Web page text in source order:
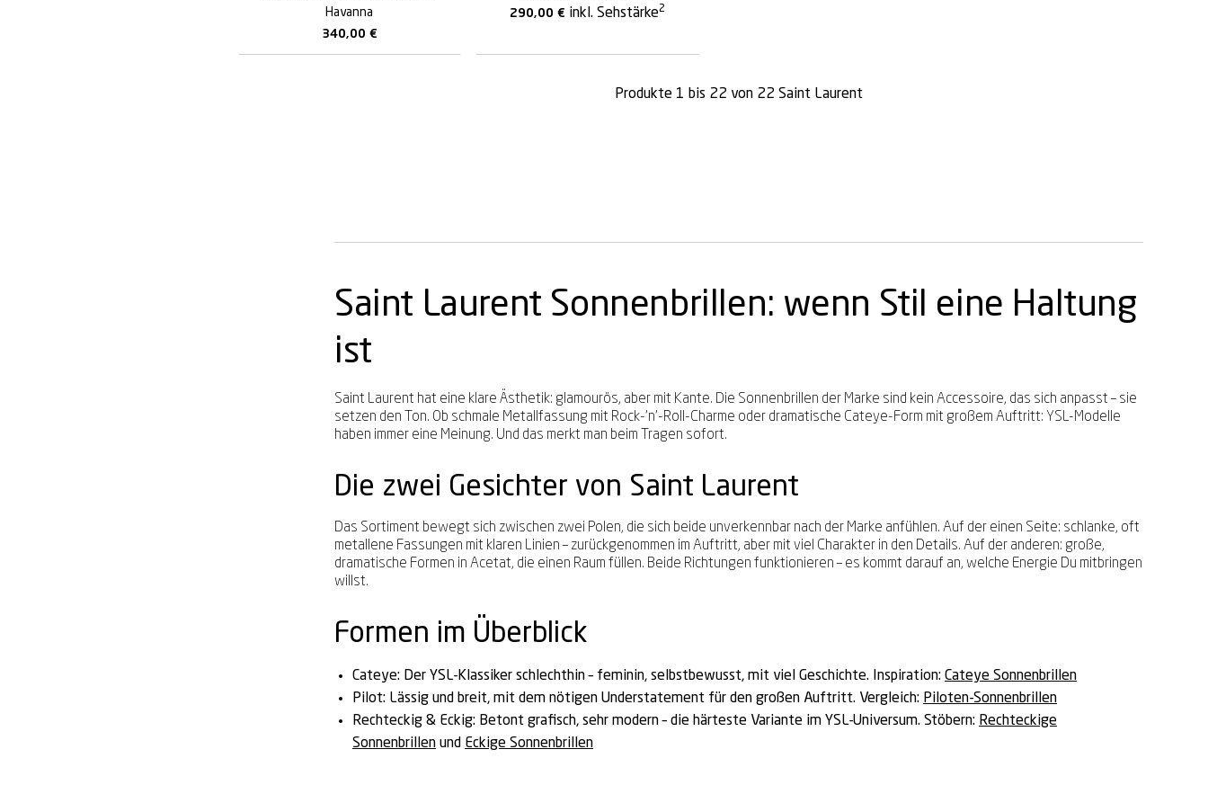
Havanna
340,00 €
290,00€ inkl. Sehstärke2
Produkte 1 bis 22 von 22 Saint Laurent
Saint Laurent Sonnenbrillen: wenn Stil eine Haltung
ist
Saint Laurent hat eine klare Ästhetik: glamourös, aber mit Kante. Die Sonnenbrillen der Marke sind kein Accessoire, das sich anpasst – sie
setzen den Ton. Ob schmale Metallfassung mit Rock-'n'-Roll-Charme oder dramatische Cateye-Form mit großem Auftritt: YSL-Modelle
haben immer eine Meinung. Und das merkt man beim Tragen sofort.
Die zwei Gesichter von Saint Laurent
Das Sortiment bewegt sich zwischen zwei Polen, die sich beide unverkennbar nach der Marke anfühlen. Auf der einen Seite: schlanke, oft
metallene Fassungen mit klaren Linien – zurückgenommen im Auftritt, aber mit viel Charakter in den Details. Auf der anderen: große,
dramatische Formen in Acetat, die einen Raum füllen. Beide Richtungen funktionieren – es kommt darauf an, welche Energie Du mitbringen
willst.
Formen im Überblick
Cateye: Der YSL-Klassiker schlechthin – feminin, selbstbewusst, mit viel Geschichte. Inspiration: Cateye Sonnenbrillen
Pilot: Lässig und breit, mit dem nötigen Understatement für den großen Auftritt. Vergleich: Piloten-Sonnenbrillen
Rechteckig & Eckig: Betont grafisch, sehr modern – die härteste Variante im YSL-Universum. Stöbern: Rechteckige
Sonnenbrillen und Eckige Sonnenbrillen